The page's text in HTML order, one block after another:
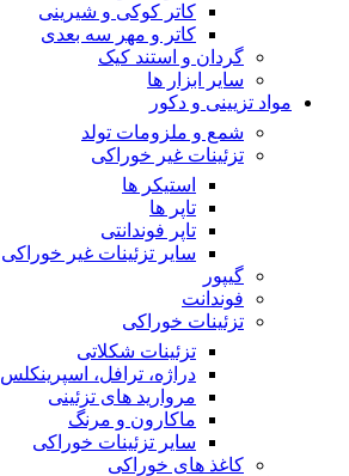
کاتر کوکی و شیرینی
کاتر و مهر سه بعدی
گردان و استند کیک
سایر ابزار ها
مواد تزیینی و دکور
شمع و ملزومات تولد
تزئینات غیر خوراکی
استیکر ها
تاپر ها
تاپر فوندانتی
سایر تزئینات غیر خوراکی
گیپور
فوندانت
تزئینات خوراکی
تزئینات شکلاتی
دراژه، ترافل، اسپرینکلس
مروارید های تزئینی
ماکارون و مرنگ
سایر تزئینات خوراکی
کاغذ های خوراکی